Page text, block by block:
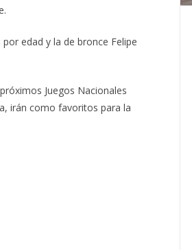
edad y la de bronce Felipe
Juegos Nacionales
irán como favoritos para la